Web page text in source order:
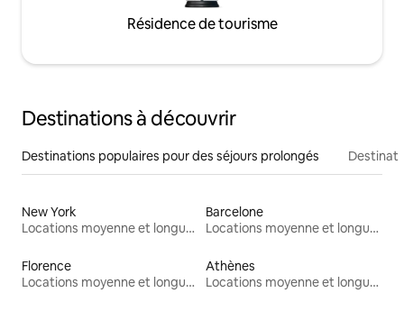
Résidence de tourisme
Destinations à découvrir
Destinations populaires pour des séjours prolongés
New York
Locations moyenne et longue durée
Barcelone
Locations moyenne et longue durée
Florence
Locations moyenne et longue durée
Athènes
Locations moyenne et longue durée